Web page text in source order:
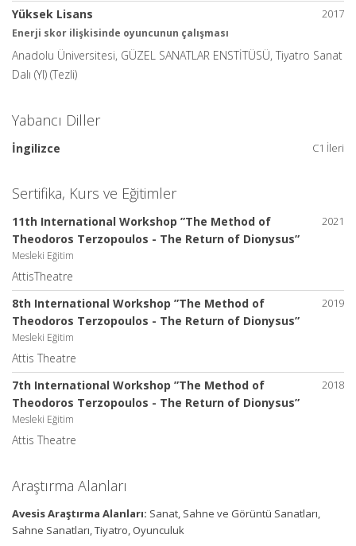
2017
Yüksek Lisans
Enerji skor ilişkisinde oyuncunun çalışması
Anadolu Üniversitesi, GÜZEL SANATLAR ENSTİTÜSÜ, Tiyatro Sanat
Dalı (Yl) (Tezli)
Yabancı Diller
C1 İleri
İngilizce
Sertifika, Kurs ve Eğitimler
2021
11th International Workshop ”The Method of
Theodoros Terzopoulos - The Return of Dionysus”
Mesleki Eğitim
AttisTheatre
2019
8th International Workshop ”The Method of
Theodoros Terzopoulos - The Return of Dionysus”
Mesleki Eğitim
Attis Theatre
2018
7th International Workshop ”The Method of
Theodoros Terzopoulos - The Return of Dionysus”
Mesleki Eğitim
Attis Theatre
Araştırma Alanları
Avesis Araştırma Alanları: Sanat, Sahne ve Görüntü Sanatları,
Sahne Sanatları, Tiyatro, Oyunculuk